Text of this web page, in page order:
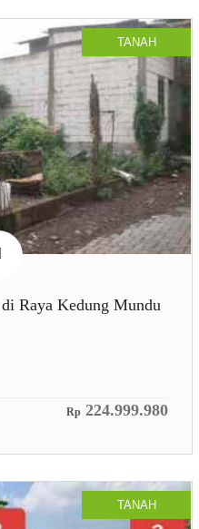
TANAH
Raya Kedung Mundu
Rp 224.999.980
TANAH